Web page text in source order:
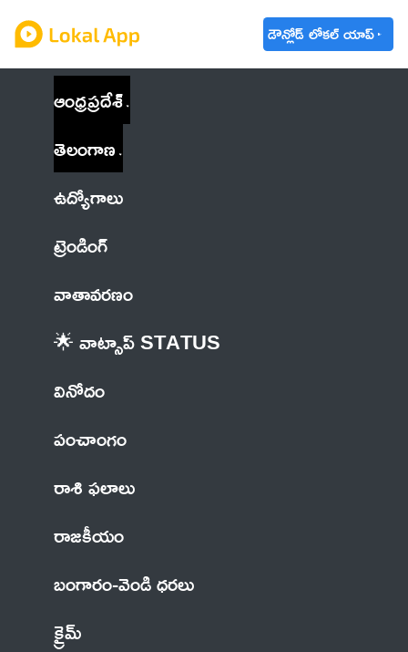
డౌన్లోడ్ లోకల్ యాప్
ఆంధ్రప్రదేశ్
తెలంగాణ
ఉద్యోగాలు
ట్రెండింగ్
వాతావరణం
🌟 వాట్సాప్ STATUS
వినోదం
పంచాంగం
రాశి ఫలాలు
రాజకీయం
బంగారం-వెండి ధరలు
క్రైమ్